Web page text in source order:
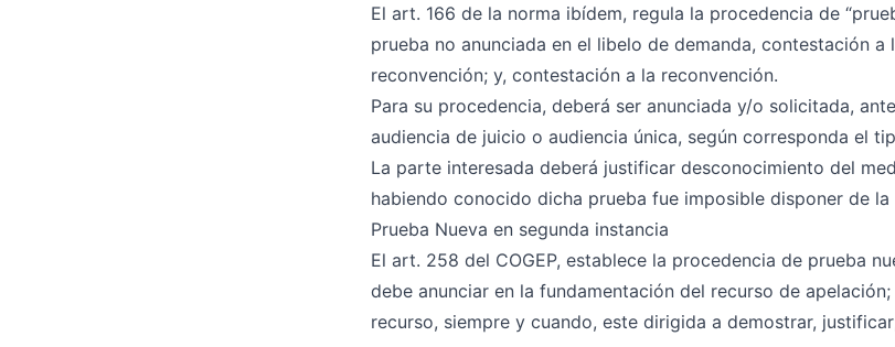
El art. 166 de la norma ibídem, regula la procedencia de
prueba no anunciada en el libelo de demanda, contestación a
reconvención; y, contestación a la reconvención.
Para su procedencia, deberá ser anunciada y/o solicitada,
audiencia de juicio o audiencia única, según corresponda el
La parte interesada deberá justificar desconocimiento del
habiendo conocido dicha prueba fue imposible disponer de la
Prueba Nueva en segunda instancia
El art. 258 del COGEP, establece la procedencia de prueba
debe anunciar en la fundamentación del recurso de
recurso, siempre y cuando, este dirigida a demostrar,